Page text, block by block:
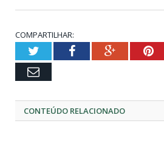
COMPARTILHAR:
TwitterFacebookGoogle+
Email
CONTEÚDO RELACIONADO